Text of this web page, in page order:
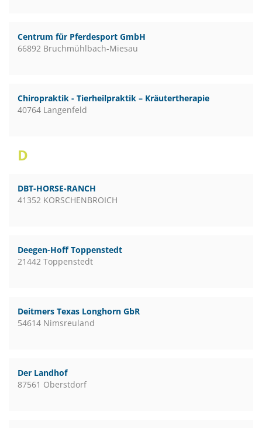
Centrum für Pferdesport GmbH
66892 Bruchmühlbach-Miesau
Chiropraktik - Tierheilpraktik – Kräutertherapie
40764 Langenfeld
D
DBT-HORSE-RANCH
41352 KORSCHENBROICH
Deegen-Hoff Toppenstedt
21442 Toppenstedt
Deitmers Texas Longhorn GbR
54614 Nimsreuland
Der Landhof
87561 Oberstdorf